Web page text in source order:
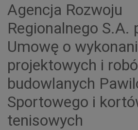
Agencja Rozwoju
Regionalnego S.A.
Umowę o
projektowych i
budowlanych
Sportowego i
tenisowych